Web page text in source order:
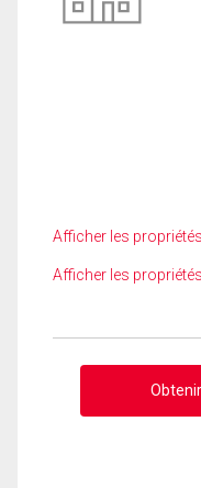
Afficher les
Afficher les